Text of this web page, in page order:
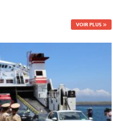
VOIR PLUS